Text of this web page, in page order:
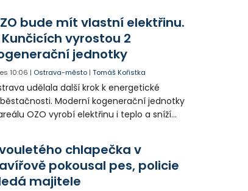
bude mít vlastní elektřinu.
Kunčicích vyrostou 2
jednotky
10:06 | Ostrava-město |Tomáš Kořistka
udělala další krok k energetické
Moderní kogenerační jednotky
OZO vyrobí elektřinu i teplo a sníží
chlapečka v
pokousal pes, policie
majitele